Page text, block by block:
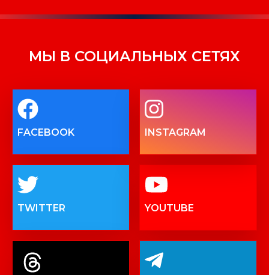
МЫ В СОЦИАЛЬНЫХ СЕТЯХ
FACEBOOK INSTAGRAM
TWITTER YOUTUBE